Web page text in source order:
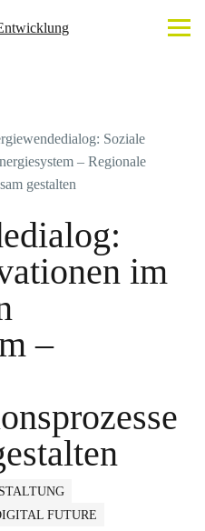
Soziale
– Regionale
gestalten
im
–
FUTURE